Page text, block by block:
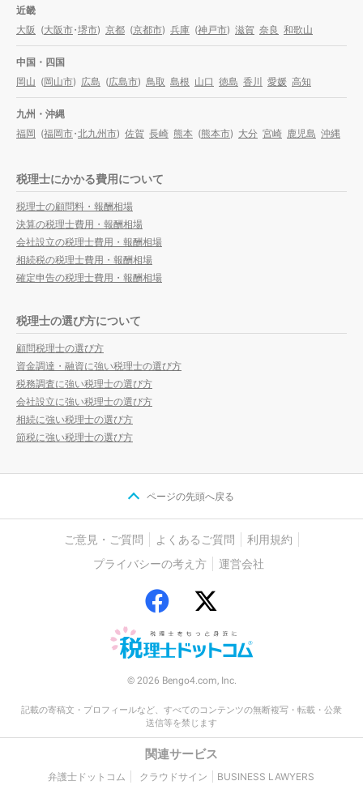
近畿
大阪 (大阪市・堺市) 京都 (京都市) 兵庫 (神戸市) 滋賀 奈良 和歌山
中国・四国
岡山 (岡山市) 広島 (広島市) 鳥取 島根 山口 徳島 香川 愛媛 高知
九州・沖縄
福岡 (福岡市・北九州市) 佐賀 長崎 熊本 (熊本市) 大分 宮崎 鹿児島 沖縄
税理士にかかる費用について
税理士の顧問料・報酬相場
決算の税理士費用・報酬相場
会社設立の税理士費用・報酬相場
相続税の税理士費用・報酬相場
確定申告の税理士費用・報酬相場
税理士の選び方について
顧問税理士の選び方
資金調達・融資に強い税理士の選び方
税務調査に強い税理士の選び方
会社設立に強い税理士の選び方
相続に強い税理士の選び方
節税に強い税理士の選び方
ページの先頭へ戻る
ご意見・ご質問 よくあるご質問
利用規約
プライバシーの考え方
運営会社
© 2026 Bengo4.com, Inc.
記載の寄稿文・プロフィールなど、すべてのコンテンツの無断複写・転載・公衆
送信等を禁じます
関連サービス
弁護士ドットコム クラウドサイン BUSINESS LAWYERS